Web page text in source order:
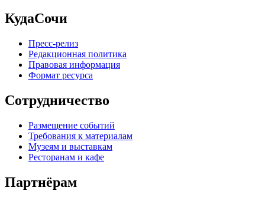
КудаСочи
Пресс-релиз
Редакционная политика
Правовая информация
Формат ресурса
Сотрудничество
Размещение событий
Требования к материалам
Музеям и выставкам
Ресторанам и кафе
Партнёрам